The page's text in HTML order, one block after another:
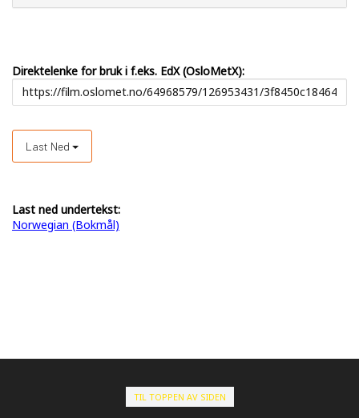
Direktelenke for bruk i f.eks. EdX (OsloMetX):
Last Ned
Last ned undertekst:
Norwegian (Bokmål)
TIL TOPPEN AV SIDEN